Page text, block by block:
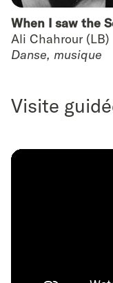
When I saw the
Ali Chahrour (LB)
Danse, musique
Visite